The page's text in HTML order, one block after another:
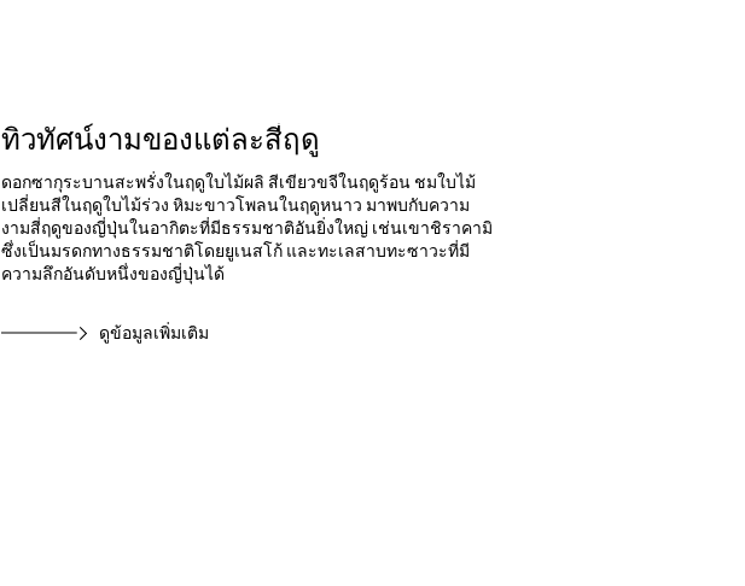
ทิวทัศน์งามของแต่ละสี่ฤดู
ดอกซากุระบานสะพรั่งในฤดูใบไม้ผลิ สีเขียวขจีในฤดูร้อน ชมใบไม้
เปลี่ยนสีในฤดูใบไม้ร่วง หิมะขาวโพลนในฤดูหนาว มาพบกับความ
งามสี่ฤดูของญี่ปุ่นในอากิตะที่มีธรรมชาติอันยิ่งใหญ่ เช่นเขาชิราคามิ
ซึ่งเป็นมรดกทางธรรมชาติโดยยูเนสโก้ และทะเลสาบทะซาวะที่มี
ความลึกอันดับหนึ่งของญี่ปุ่นได้
ดูข้อมูลเพิ่มเติม